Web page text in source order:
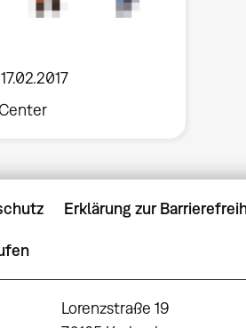
Erklärung zur
Lorenzstraße 19